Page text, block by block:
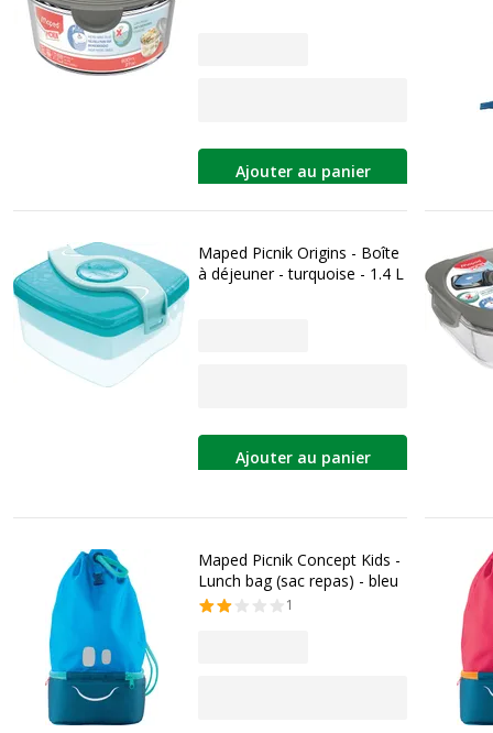
Ajouter au panier
Maped Picnik Origins - Boîte
à déjeuner - turquoise - 1.4 L
Ajouter au panier
Maped Picnik Concept Kids -
Lunch bag (sac repas) - bleu
1